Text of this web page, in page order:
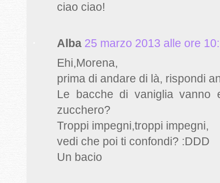
ciao ciao!
Alba 25 marzo 2013 alle ore
Ehi,Morena,
prima di andare di là, rispondi
Le bacche di vaniglia vanno
zucchero?
Troppi impegni,troppi impegni,
vedi che poi ti confondi? :DDD
Un bacio